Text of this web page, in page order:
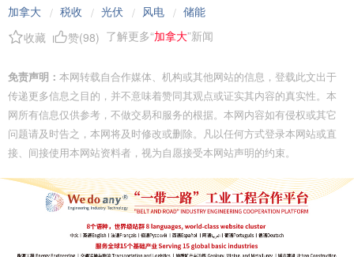
加拿大 / 税收 / 光伏 / 风电 / 储能
收藏
赞(98) 了解更多“加拿大”新闻
免责声明： 本网转载自合作媒体、机构或其他网站的信息，登载此文出于
传递更多信息之目的，并不意味着赞同其观点或证实其内容的真实性。本
网所有信息仅供参考，不做交易和服务的根据。本网内容如有侵权或其它
问题请及时告之，本网将及时修改或删除。凡以任何方式登录本网站或直
接、间接使用本网站资料者，视为自愿接受本网站声明的约束。